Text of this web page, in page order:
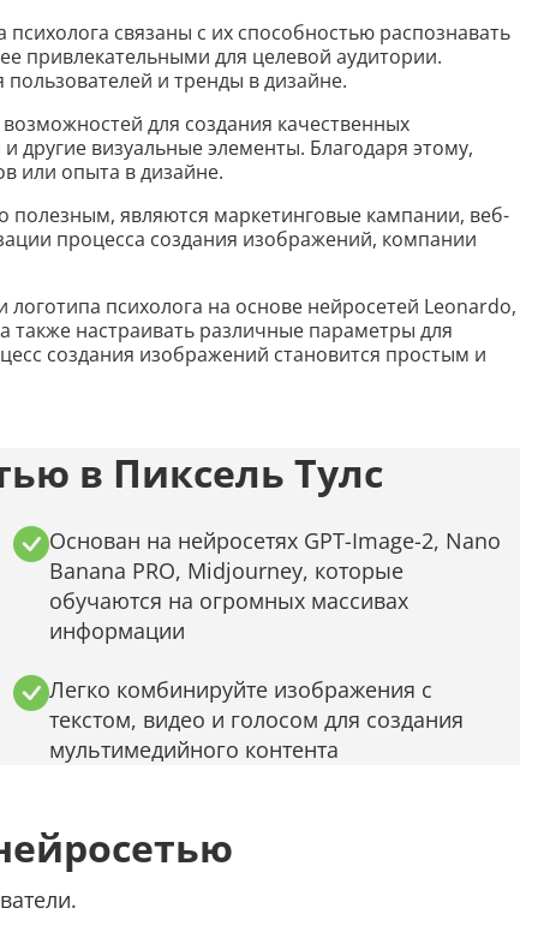
Идеи для рисования
Идеи для фэнтези
Идеи
Определить болезнь растения по фото
Распознать рукописный текст
Определить объект на фото
Описать внешность человека на фото
Определить шрифт по фото
Найти место по фото
Перевести текст с фото
Определить гриб по фото
Определение типа лица по фото
Тест
связаны с их способностью распознавать
привлекательными для целевой аудитории.
и тренды в дизайне.
для создания качественных
визуальные элементы. Благодаря этому,
или опыта в дизайне.
полезным, являются маркетинговые кампании, веб-
процесса создания изображений, компании
психолога на основе нейросетей Leonardo,
также настраивать различные параметры для
создания изображений становится простым и
в Пиксель Тулс
Основан на нейросетях GPT-Image-2, Nano
Banana PRO, Midjourney, которые
обучаются на огромных массивах
информации
Легко комбинируйте изображения с
текстом, видео и голосом для создания
мультимедийного контента